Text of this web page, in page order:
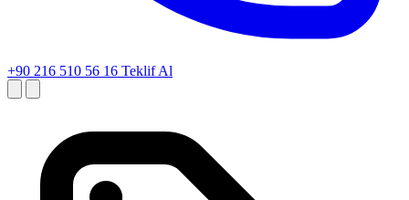
+90 216 510 56 16 Teklif Al